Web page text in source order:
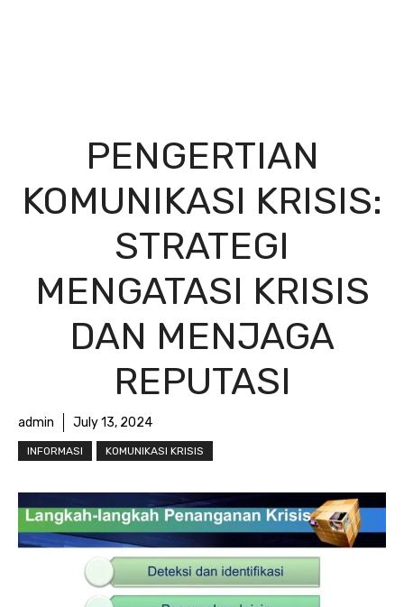
PENGERTIAN
KOMUNIKASI KRISIS:
STRATEGI
MENGATASI KRISIS
DAN MENJAGA
REPUTASI
admin July 13, 2024
INFORMASI KOMUNIKASI KRISIS